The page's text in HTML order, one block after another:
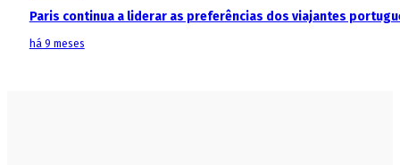
Paris continua a liderar as preferências dos viajantes
há 9 meses